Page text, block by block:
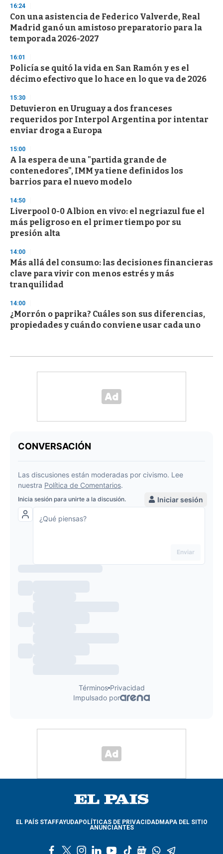
s
e
c
o
n
16:24
Con una asistencia de Federico Valverde, Real
Madrid ganó un amistoso preparatorio para la
temporada 2026-2027
16:01
Policía se quitó la vida en San Ramón y es el
décimo efectivo que lo hace en lo que va de 2026
15:30
Detuvieron en Uruguay a dos franceses
requeridos por Interpol Argentina por intentar
enviar droga a Europa
15:00
A la espera de una "partida grande de
contenedores", IMM ya tiene definidos los
barrios para el nuevo modelo
14:50
Liverpool 0-0 Albion en vivo: el negriazul fue el
más peligroso en el primer tiempo por su
presión alta
14:00
Más allá del consumo: las decisiones financieras
clave para vivir con menos estrés y más
tranquilidad
14:00
¿Morrón o paprika? Cuáles son sus diferencias,
propiedades y cuándo conviene usar cada uno
EL PAÍS STAFFAYUDAPOLÍTICAS DE PRIVACIDADMAPA DEL SITIO
ANUNCIANTES
l y t g w